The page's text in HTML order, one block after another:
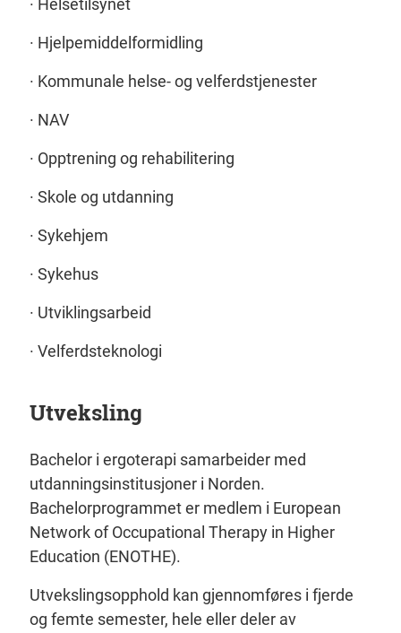
· Helsetilsynet
· Hjelpemiddelformidling
· Kommunale helse- og velferdstjenester
· NAV
· Opptrening og rehabilitering
· Skole og utdanning
· Sykehjem
· Sykehus
· Utviklingsarbeid
· Velferdsteknologi
Utveksling
Bachelor i ergoterapi samarbeider med
utdanningsinstitusjoner i Norden.
Bachelorprogrammet er medlem i European
Network of Occupational Therapy in Higher
Education (ENOTHE).
Utvekslingsopphold kan gjennomføres i fjerde
og femte semester, hele eller deler av